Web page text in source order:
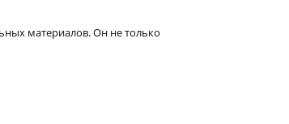
материалов. Он не только